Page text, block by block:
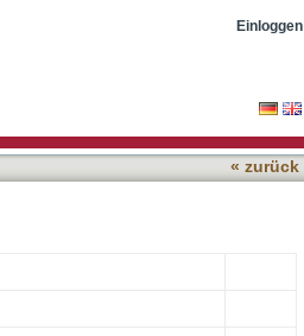
19 Pandemic: 38-
Einloggen
« zurück